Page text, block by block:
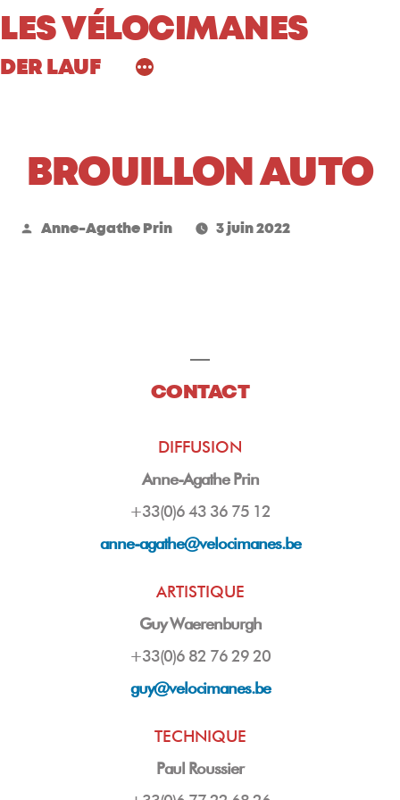
Aller
LES VÉLOCIMANES
DER LAUF
BROUILLON AUTO
Publié
Anne-Agathe Prin 3 juin 2022
CONTACT
DIFFUSION
Anne-Agathe Prin
+33(0)6 43 36 75 12
anne-agathe@velocimanes.be
ARTISTIQUE
Guy Waerenburgh
+33(0)6 82 76 29 20
guy@velocimanes.be
TECHNIQUE
Paul Roussier